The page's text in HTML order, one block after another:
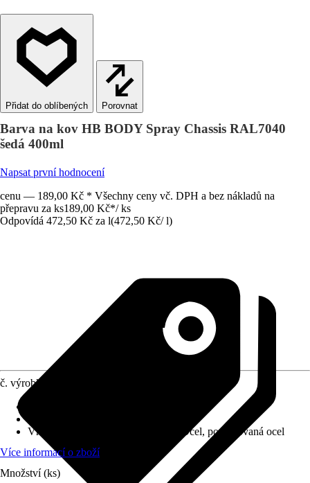
Porovnat
Barva na kov HB BODY Spray Chassis RAL7040
šedá 400ml
Napsat první hodnocení
cenu — 189,00 Kč * Všechny ceny vč. DPH a bez nákladů na
přepravu za ks189,00 Kč*/ ks
Odpovídá 472,50 Kč za l(472,50 Kč/ l)
č. výrobku
Vhodné pro podklad
Dřevo, Kov, Ocel, pozinkovaná ocel
Více informací o zboží
Množství (ks)